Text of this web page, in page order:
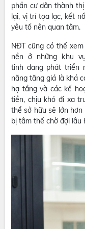
phần cư dân thành
lại, vị trí tọa lạc, kết
yêu tố nên quan tâm.
NĐT cũng có thể
nền ở những khu
tinh đang phát triển
năng tăng giá là khá
hạ tầng và các kế
tiền, chịu khó đi xa
thể sở hữu sẽ lớn hơn
bị tâm thế chờ đợi lâu